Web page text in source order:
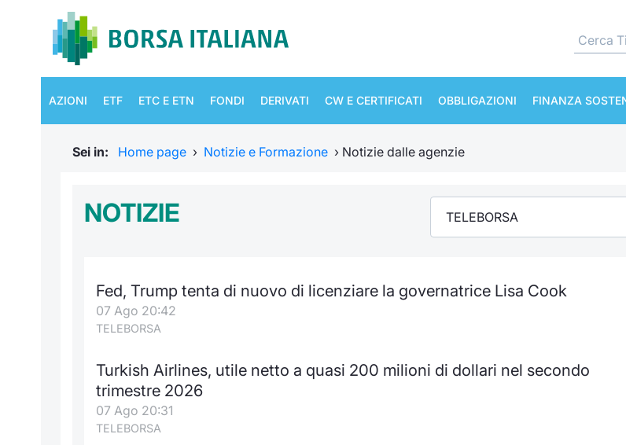
AZIONI ETF ETC E ETN FONDI DERIVATI CW E CERTIFICATI OBBLIGAZIONI FINANZA
Sei in: Home page › Notizie e Formazione › Notizie dalle agenzie
NOTIZIE
Fed, Trump tenta di nuovo di licenziare la governatrice Lisa Cook
07 Ago 20:42
TELEBORSA
Turkish Airlines, utile netto a quasi 200 milioni di dollari nel secondo
trimestre 2026
07 Ago 20:31
TELEBORSA